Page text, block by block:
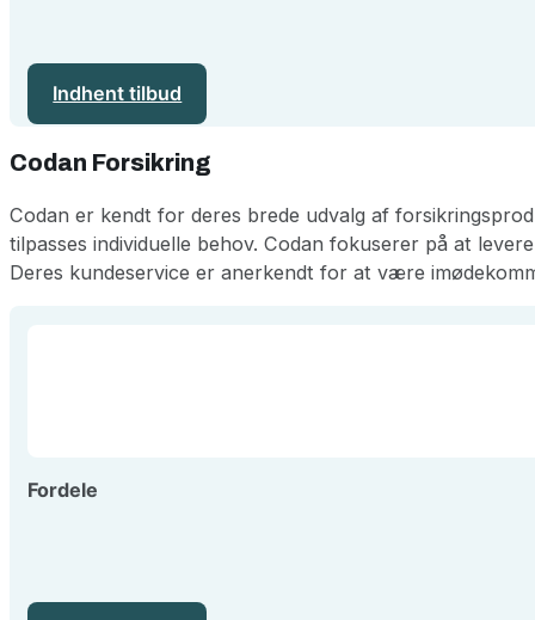
Indhent tilbud
Codan Forsikring
Codan er kendt for deres brede udvalg af
tilpasses individuelle behov. Codan fokuserer på at
Deres kundeservice er anerkendt for at være
Fordele